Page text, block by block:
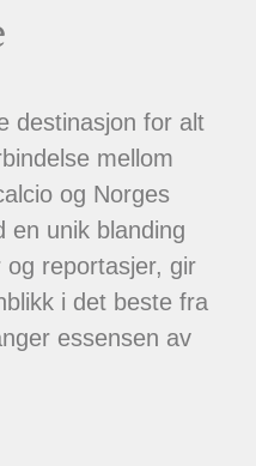
destinasjon for alt
mellom
og Norges
en unik blanding
og reportasjer, gir
i det beste fra
essensen av